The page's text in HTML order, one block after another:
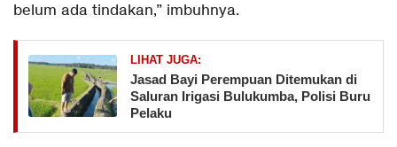
belum ada tindakan,” imbuhnya.
LIHAT JUGA:
Jasad Bayi Perempuan Ditemukan di
Saluran Irigasi Bulukumba, Polisi Buru
Pelaku